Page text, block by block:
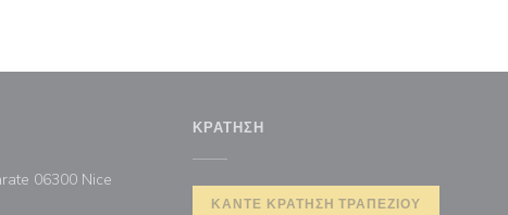
06300 Nice
ΚΡΆΤΗΣΗ
ΚΆΝΤΕ ΚΡΆΤΗΣΗ ΤΡΑΠΕΖΙΟΎ